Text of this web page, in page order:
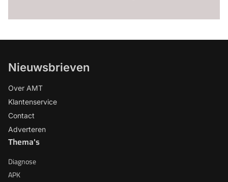
Nieuwsbrieven
Over AMT
Klantenservice
Contact
Adverteren
Thema's
Diagnose
APK